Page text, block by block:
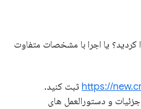
کردید؟ یا اجرا با مشخصات متفاوت
https:// ثبت کنید.
و دستورالعمل های